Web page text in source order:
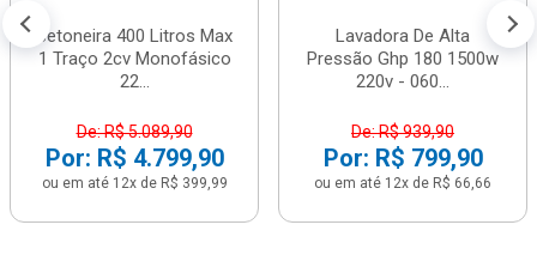
Betoneira 400 Litros Max
1 Traço 2cv Monofásico
22...
De: R$ 5.089,90
Por: R$ 4.799,90
ou em até 12x de R$ 399,99
Lavadora De Alta
Pressão Ghp 180 1500w
220v - 060...
De: R$ 939,90
Por: R$ 799,90
ou em até 12x de R$ 66,66